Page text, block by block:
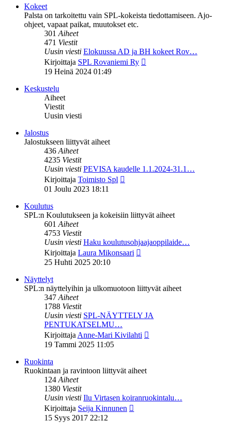
Kokeet
Palsta on tarkoitettu vain SPL-kokeista tiedottamiseen. Ajo-
ohjeet, vapaat paikat, muutokset etc.
301Aiheet
471 Viestit
Uusin viesti Elokuussa AD ja BH kokeet Rov…
Kirjoittaja SPL Rovaniemi Ry
19 Heinä 2024 01:49
Keskustelu
Aiheet
Viestit
Uusin viesti
Jalostus
Jalostukseen liittyvät aiheet
436Aiheet
4235 Viestit
Uusin viesti PEVISA kaudelle 1.1.2024-31.1…
Kirjoittaja Toimisto Spl
01 Joulu 2023 18:11
Koulutus
SPL:n Koulutukseen ja kokeisiin liittyvät aiheet
601Aiheet
4753 Viestit
Uusin viesti Haku koulutusohjaajaoppilaide…
Kirjoittaja Laura Mikonsaari
25 Huhti 2025 20:10
Näyttelyt
SPL:n näyttelyihin ja ulkomuotoon liittyvät aiheet
347Aiheet
1788 Viestit
Uusin viesti SPL-NÄYTTELY JA
PENTUKATSELMU…
KirjoittajaAnne-Mari Kivilahti
19 Tammi 2025 11:05
Ruokinta
Ruokintaan ja ravintoon liittyvät aiheet
124Aiheet
1380 Viestit
Uusin viesti Ilu Virtasen koiranruokintalu…
Kirjoittaja Seija Kinnunen
15 Syys 2017 22:12